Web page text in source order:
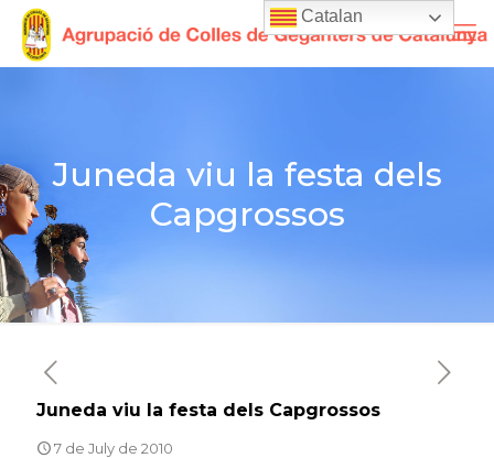
Juneda viu la festa dels
Capgrossos
Juneda viu la festa dels Capgrossos
7 de July de 2010
Catalan